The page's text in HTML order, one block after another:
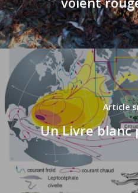
Article
Un Livre blanc